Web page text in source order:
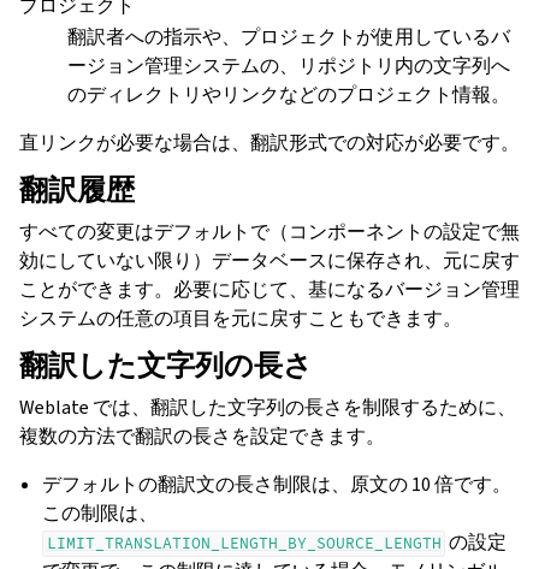
プロジェクト
翻訳者への指示や、プロジェクトが使用しているバ
ージョン管理システムの、リポジトリ内の文字列へ
のディレクトリやリンクなどのプロジェクト情報。
直リンクが必要な場合は、翻訳形式での対応が必要です。
翻訳履歴
すべての変更はデフォルトで（コンポーネントの設定で無
効にしていない限り）データベースに保存され、元に戻す
ことができます。必要に応じて、基になるバージョン管理
システムの任意の項目を元に戻すこともできます。
翻訳した文字列の長さ
Weblate では、翻訳した文字列の長さを制限するために、
複数の方法で翻訳の長さを設定できます。
デフォルトの翻訳文の長さ制限は、原文の 10 倍です。
この制限は、
LIMIT_TRANSLATION_LENGTH_BY_SOURCE_LENGTH の設定